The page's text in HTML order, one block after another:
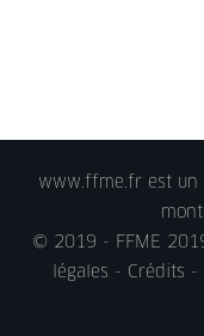
www.ffme.fr est un
© 2019 - FFME
légales - Crédits -